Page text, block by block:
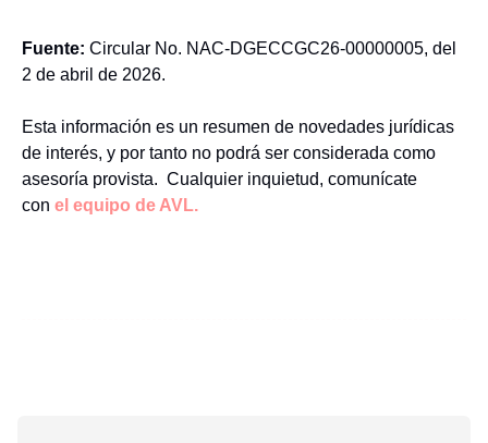
Fuente: Circular No. NAC-DGECCGC26-00000005, del
2 de abril de 2026.
Esta información es un resumen de novedades jurídicas
de interés, y por tanto no podrá ser considerada como
asesoría provista. Cualquier inquietud, comunícate
con el equipo de AVL.